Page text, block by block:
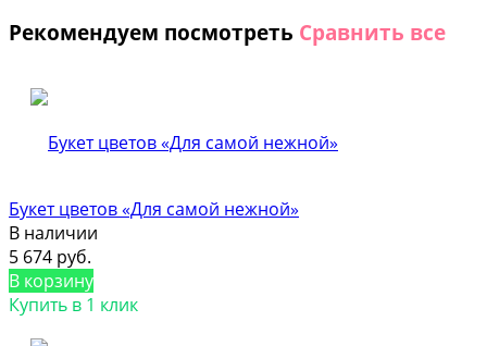
Рекомендуем посмотреть Сравнить все
Букет цветов «Для самой нежной»
В наличии
5 674 руб.
В корзину
Купить в 1 клик